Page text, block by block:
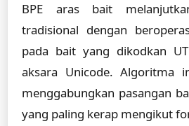
BPE aras bait
tradisional dengan
pada bait yang dikodkan
aksara Unicode. Algoritma
menggabungkan pasangan
yang paling kerap mengikut